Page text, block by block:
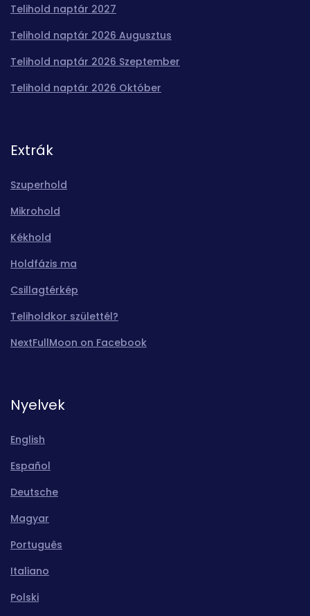
Telihold naptár 2027
Telihold naptár 2026 Augusztus
Telihold naptár 2026 Szeptember
Telihold naptár 2026 Október
Extrák
Szuperhold
Mikrohold
Kékhold
Holdfázis ma
Csillagtérkép
Teliholdkor születtél?
NextFullMoon on Facebook
Nyelvek
English
Español
Deutsche
Magyar
Português
Italiano
Polski